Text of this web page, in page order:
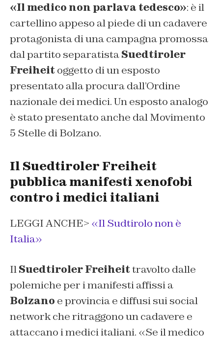
«Il medico non parlava tedesco»: è il
cartellino appeso al piede di un cadavere
protagonista di una campagna promossa
dal partito separatistaSuedtiroler
Freiheit oggetto di un esposto
presentato alla procura dall’Ordine
nazionale dei medici. Un esposto analogo
è stato presentato anche dal Movimento
5 Stelle di Bolzano.
Il Suedtiroler Freiheit
pubblica manifesti xenofobi
contro i medici italiani
LEGGI ANCHE> «Il Sudtirolo non è
Italia»
IlSuedtiroler Freiheittravolto dalle
polemiche per i manifesti affissi a
Bolzano e provincia e diffusi sui social
network che ritraggono un cadavere e
attaccano i medici italiani. «Se il medico